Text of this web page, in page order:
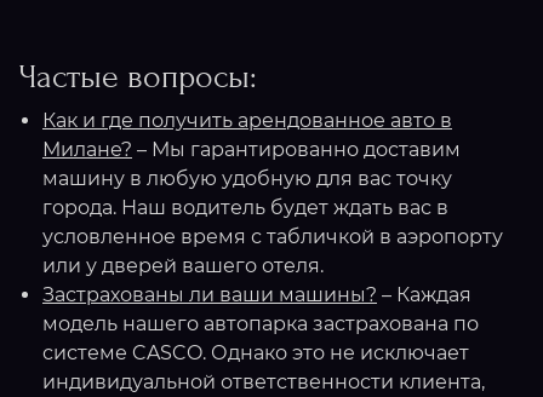
Частые вопросы:
Как и где получить арендованное авто в
Милане? – Мы гарантированно доставим
машину в любую удобную для вас точку
города. Наш водитель будет ждать вас в
условленное время с табличкой в аэропорту
или у дверей вашего отеля.
Застрахованы ли ваши машины? – Каждая
модель нашего автопарка застрахована по
системе CASCO. Однако это не исключает
индивидуальной ответственности клиента,